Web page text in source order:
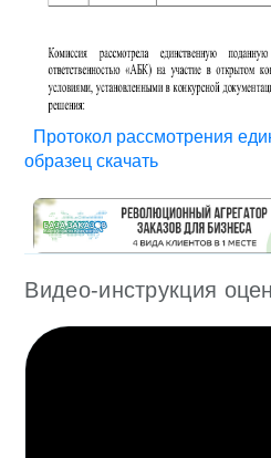
Протокол рассмотрения
образец скачать
Видео-инструкция